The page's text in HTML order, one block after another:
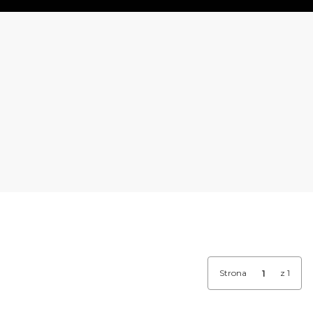
Strona z 1